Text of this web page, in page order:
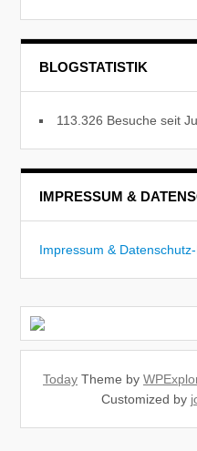
BLOGSTATISTIK
113.326 Besuche seit
IMPRESSUM &
Impressum &
Today Theme by
Customized by